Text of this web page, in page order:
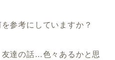
参考にしていますか？
達の話…色々あるかと思